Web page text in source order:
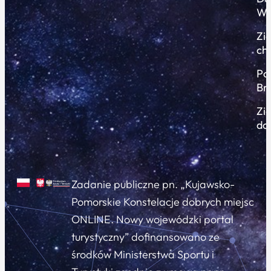
Zadanie publiczne pn. „Kujawsko-
Pomorskie Konstelacje dobrych miejsc
ONLINE. Nowy wojewódzki portal
turystyczny” dofinansowano ze
środków Ministerstwa Sportu i